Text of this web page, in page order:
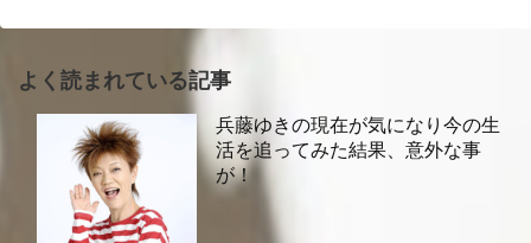
よく読まれている記事
兵藤ゆきの現在が気になり今の生
活を追ってみた結果、意外な事
が！